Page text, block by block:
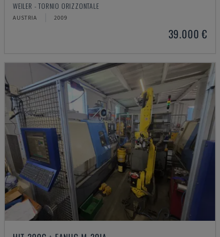
WEILER - TORNIO ORIZZONTALE
AUSTRIA 2009
39.000 €